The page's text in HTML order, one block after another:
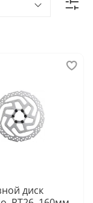
диск